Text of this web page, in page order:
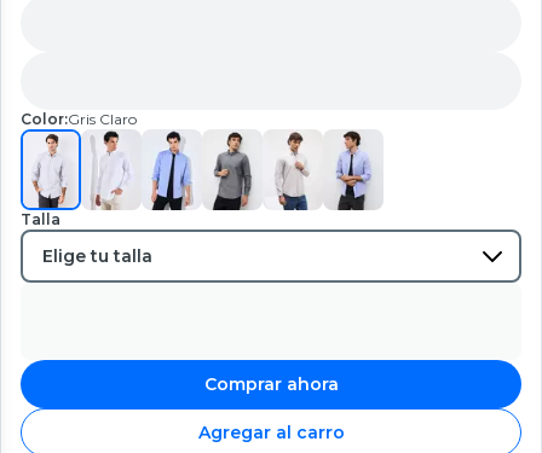
Color:Gris Claro
Talla
Comprar ahora
Agregar al carro